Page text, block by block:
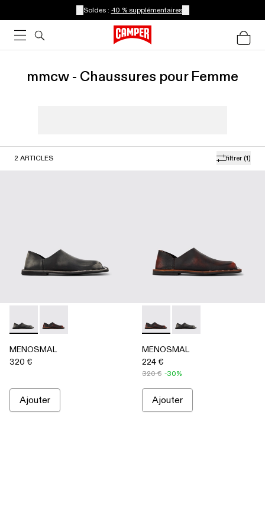
Soldes : -10 % supplémentaires
mmcw - Chaussures pour Femme
filtrer (1)
2 ARTICLES
MENOSMAL - A500050-005 - Multicolor
MENOSMAL - A500050-006 - Multicolor
MENOSMAL
320 €
Ajouter
MENOSMAL - A500050-
MENOSMAL -
MENOSMAL
224 €
320 € -30%
Ajouter